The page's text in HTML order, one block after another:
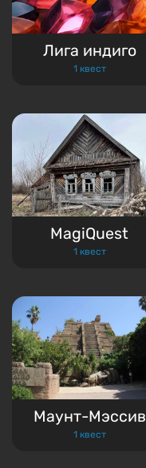
Лига индиго
1 квест
MagiQuest
1 квест
Маунт-Мэссив
1 квест